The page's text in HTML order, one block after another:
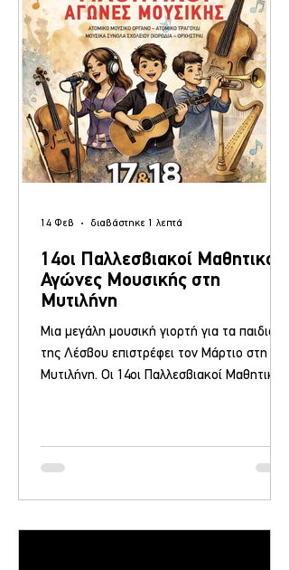
τη χρήση των προσωπικών τους κωδικών
TaxisNet, μπορούν να υποβάλλουν
ηλεκτρονικά την αίτηση εγγραφής και
14οι Παλλεσβιακοί Μαθητικοί
Αγώνες Μουσικής στη
Μυτιλήνη
Μια μεγάλη μουσική γιορτή για τα παιδιά
της Λέσβου επιστρέφει τον Μάρτιο στη
Μυτιλήνη. Οι 14οι Παλλεσβιακοί Μαθητικοί
νέους μουσικούς να παρουσιάσουν το
Μουσικό Σχολείο Μυτιλήνης , τον
14 Φεβ διαβάστηκε 1 λεπτά